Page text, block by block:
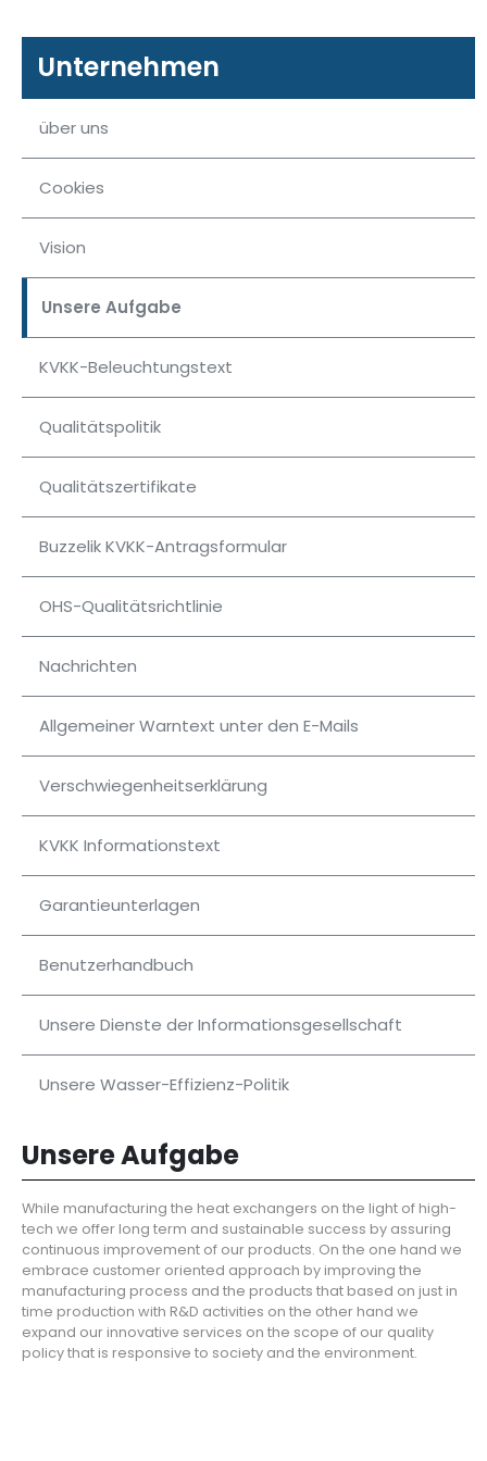
chevron_right
Verflüssigungssätze
chevron_rightVerdampfer
chevron_rightKühlschränke aus
chevron_right
Unternehmen
über uns
Cookies
Vision
Unsere Aufgabe
KVKK-Beleuchtungstext
Qualitätspolitik
Qualitätszertifikate
Buzzelik KVKK-Antragsformular
OHS-Qualitätsrichtlinie
Nachrichten
Allgemeiner Warntext unter den E-Mails
Verschwiegenheitserklärung
KVKK Informationstext
Garantieunterlagen
Benutzerhandbuch
Unsere Dienste der Informationsgesellschaft
Unsere Wasser-Effizienz-Politik
Unsere Aufgabe
While manufacturing the heat exchangers on the light of high-
tech we offer long term and sustainable success by assuring
continuous improvement of our products. On the one hand we
embrace customer oriented approach by improving the
manufacturing process and the products that based on just in
time production with R&D activities on the other hand we
expand our innovative services on the scope of our quality
policy that is responsive to society and the environment.